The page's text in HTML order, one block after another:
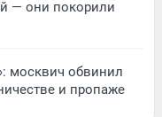
— они покорили
москвич обвинил
и пропаже